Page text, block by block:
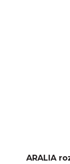
ARALIA